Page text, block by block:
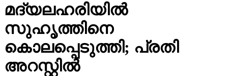
മദ്യലഹരിയില്‍
സുഹൃത്തിനെ
കൊലപ്പെടുത്തി; പ്രതി
അറസ്റ്റില്‍